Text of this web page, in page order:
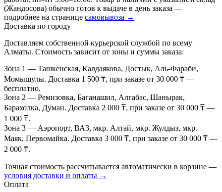
(Жандосова) обычно готов к выдаче в день заказа —
подробнее на странице самовывоза →
Доставка по городу
Доставляем собственной курьерской службой по всему
Алматы. Стоимость зависит от зоны и суммы заказа:
Зона 1 — Ташкенская, Калдаякова, Достык, Аль-Фараби,
Момышулы. Доставка 1 500 ₸, при заказе от 30 000 ₸ —
бесплатно.
Зона 2 — Ремизовка, Баганашил, Алгабас, Шанырак,
Барахолка, Думан. Доставка 2 000 ₸, при заказе от 30 000 ₸ —
1 000 ₸.
Зона 3 — Аэропорт, ВАЗ, мкр. Алтай, мкр. Жулдыз, мкр.
Маяк, Первомайка. Доставка 3 000 ₸, при заказе от 30 000 ₸ —
2 000 ₸.
Точная стоимость рассчитывается автоматически в корзине —
условия доставки и оплаты →
Оплата